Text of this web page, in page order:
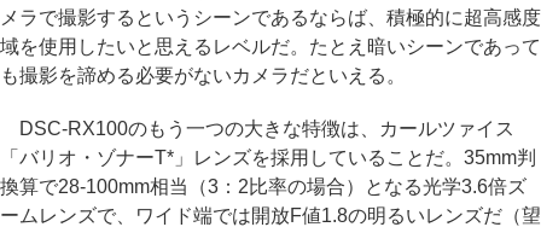
メラで撮影するというシーンであるならば、積極的に超高感度
域を使用したいと思えるレベルだ。たとえ暗いシーンであって
も撮影を諦める必要がないカメラだといえる。
DSC-RX100のもう一つの大きな特徴は、カールツァイス
「バリオ・ゾナーT*」レンズを採用していることだ。35mm判
換算で28-100mm相当（3：2比率の場合）となる光学3.6倍ズ
ームレンズで、ワイド端では開放F値1.8の明るいレンズだ（望